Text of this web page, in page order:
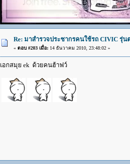
Re: มาสำรวจประชากรคนใช้รถ CIVIC รุ่น
« ตอบ #203 เมื่อ:14 ธันวาคม 2010, 23:48:02 »
เอกสมุย ek ด้วยคนฮ้าฟว์